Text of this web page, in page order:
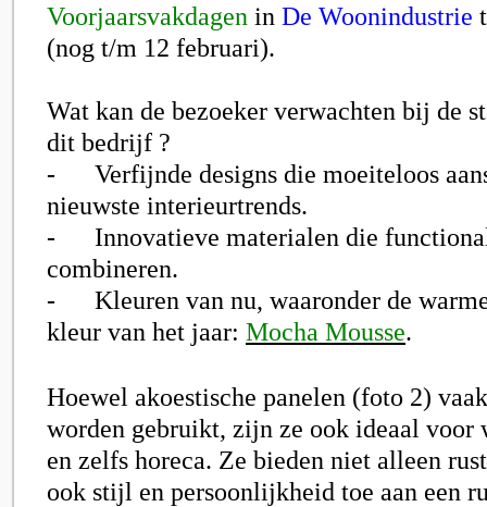
Voorjaarsvakdagen in De Woonindustrie
(nog t/m 12 februari).
Wat kan de bezoeker verwachten bij de
dit bedrijf ?
- Verfijnde designs die moeiteloos
nieuwste interieurtrends.
- Innovatieve materialen die
combineren.
- Kleuren van nu, waaronder de
kleur van het jaar: Mocha Mousse.
Hoewel akoestische panelen (foto 2)
worden gebruikt, zijn ze ook ideaal voor
en zelfs horeca. Ze bieden niet alleen
ook stijl en persoonlijkheid toe aan een